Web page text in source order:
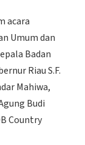
acara
Umum dan
Badan
Riau S.F.
Mahiwa,
Budi
Country